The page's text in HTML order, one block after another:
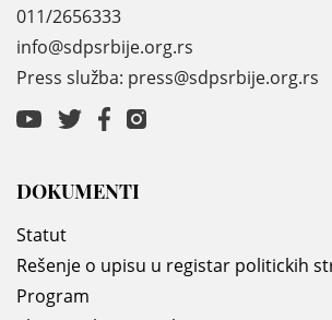
011/2656333
info@sdpsrbije.org.rs
Press služba: press@sdpsrbije.org.rs
DOKUMENTI
Statut
Rešenje o upisu u registar politickih
Program